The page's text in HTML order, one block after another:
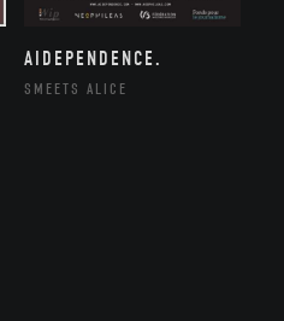
AIDEPENDENCE.
SMEETS ALICE